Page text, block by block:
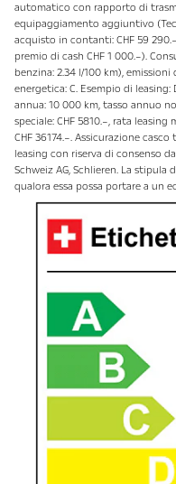
automatico con rapporto di
equipaggiamento aggiuntivo
acquisto in contanti: CHF 59
premio di cash CHF 1 000.–).
benzina: 2.34 l/100 km),
energetica: C. Esempio di
annua: 10 000 km, tasso annuo
speciale: CHF 5810.–, rata leasing
CHF 36174.–. Assicurazione
leasing con riserva di consenso
Schweiz AG, Schlieren. La
qualora essa possa portare a un